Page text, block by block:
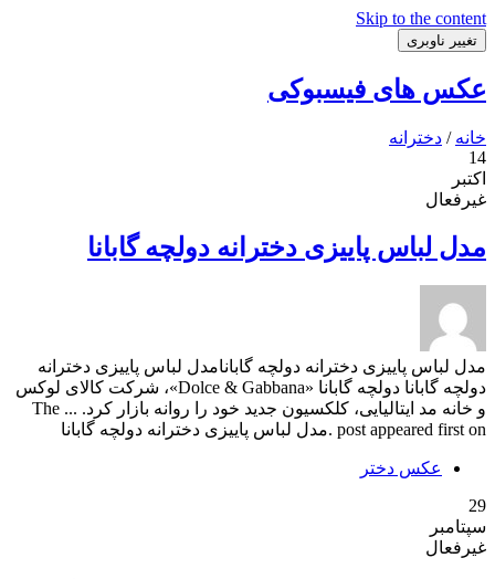
Skip to the content
تغییر ناوبری
عکس های فیسبوکی
خانه / دخترانه
14
اکتبر
غیرفعال
مدل لباس پاییزی دخترانه دولچه گابانا
مدل لباس پاییزی دخترانه دولچه گابانامدل لباس پاییزی دخترانه
دولچه گابانا دولچه گابانا «Dolce & Gabbana»، شرکت کالای لوکس
و خانه مد ایتالیایی، کلکسیون جدید خود را روانه بازار کرد. ... The
post appeared first on .مدل لباس پاییزی دخترانه دولچه گابانا
عکس دختر
29
سپتامبر
غیرفعال